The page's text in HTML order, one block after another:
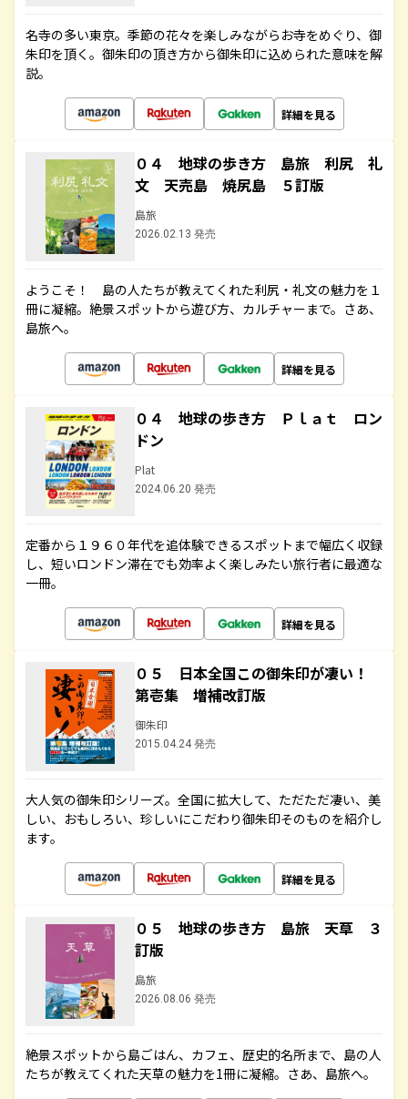
名寺の多い東京。季節の花々を楽しみながらお寺をめぐり、御
朱印を頂く。御朱印の頂き方から御朱印に込められた意味を解
説。
詳細を見る
０４ 地球の歩き方 島旅 利尻 礼
文 天売島 焼尻島 ５訂版
島旅
2026.02.13 発売
ようこそ！ 島の人たちが教えてくれた利尻・礼文の魅力を１
冊に凝縮。絶景スポットから遊び方、カルチャーまで。さあ、
島旅へ。
詳細を見る
０４ 地球の歩き方 Ｐｌａｔ ロン
ドン
Plat
2024.06.20 発売
定番から１９６０年代を追体験できるスポットまで幅広く収録
し、短いロンドン滞在でも効率よく楽しみたい旅行者に最適な
一冊。
詳細を見る
０５ 日本全国この御朱印が凄い！
第壱集 増補改訂版
御朱印
2015.04.24 発売
大人気の御朱印シリーズ。全国に拡大して、ただただ凄い、美
しい、おもしろい、珍しいにこだわり御朱印そのものを紹介し
ます。
詳細を見る
０５ 地球の歩き方 島旅 天草 ３
訂版
島旅
2026.08.06 発売
絶景スポットから島ごはん、カフェ、歴史的名所まで、島の人
たちが教えてくれた天草の魅力を1冊に凝縮。さあ、島旅へ。